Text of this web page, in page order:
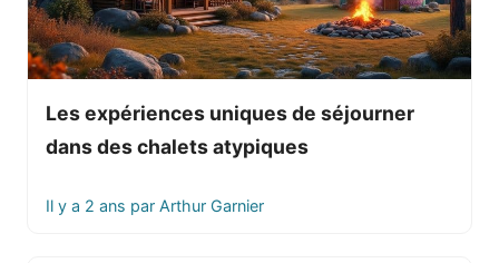
Les expériences uniques de séjourner
dans des chalets atypiques
Il y a 2 ans par Arthur Garnier